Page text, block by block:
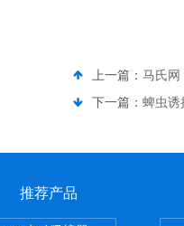
上一篇： 马氏网
下一篇： 蜱虫诱
推荐产品